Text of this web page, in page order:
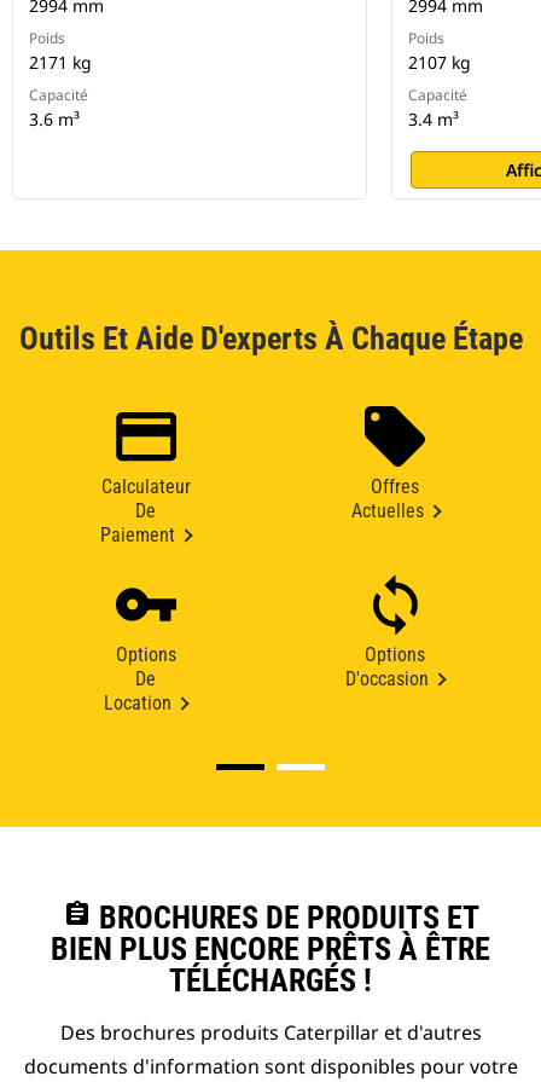
2994 mm
Poids
2171 kg
Capacité
3.6 m³
2994 mm
Poids
2107 kg
Capacité
3.4 m³
Outils Et Aide D'experts À Chaque Étape
Calculateur
De
Paiement
Offres
Actuelles
Options
De
Location
Options
D'occasion
assignment BROCHURES DE PRODUITS ET
BIEN PLUS ENCORE PRÊTS À ÊTRE
TÉLÉCHARGÉS !
Des brochures produits Caterpillar et d'autres
documents d'information sont disponibles pour votre